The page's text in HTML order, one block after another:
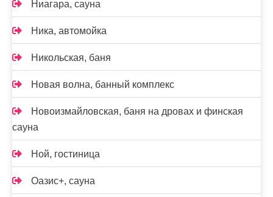
Ниагара, сауна
Ника, автомойка
Никольская, баня
Новая волна, банный комплекс
Новоизмайловская, баня на дровах и финская
сауна
Ной, гостиница
Оазис+, сауна